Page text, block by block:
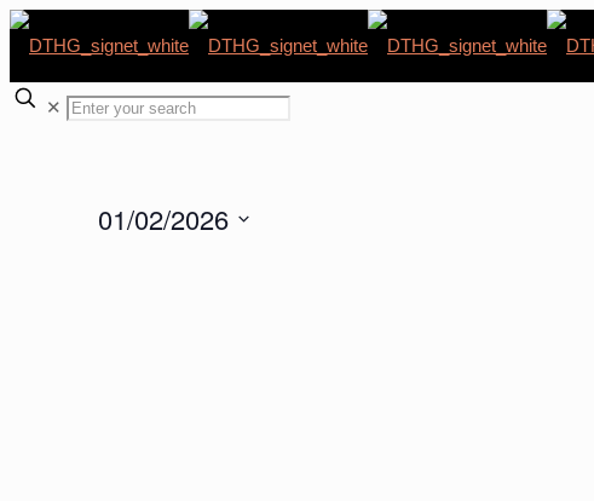
✕
01/02/2026